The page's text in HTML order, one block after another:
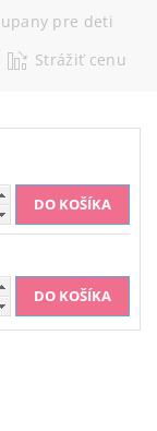
pre deti
Strážiť cenu